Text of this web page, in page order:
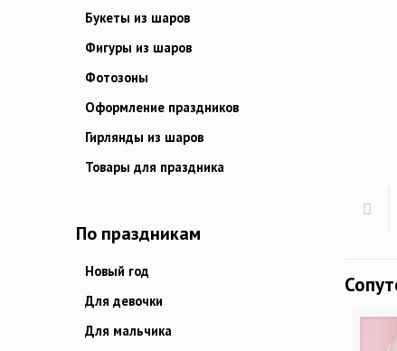
Букеты из шаров
Фигуры из шаров
Фотозоны
Оформление праздников
Гирлянды из шаров
Товары для праздника
По праздникам
Новый год
Для девочки
Для мальчика